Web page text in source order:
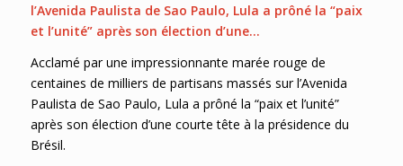
l’Avenida Paulista de Sao Paulo, Lula a prôné la “paix
et l’unité” après son élection d’une…
Acclamé par une impressionnante marée rouge de
centaines de milliers de partisans massés sur l’Avenida
Paulista de Sao Paulo, Lula a prôné la “paix et l’unité”
après son élection d’une courte tête à la présidence du
Brésil.